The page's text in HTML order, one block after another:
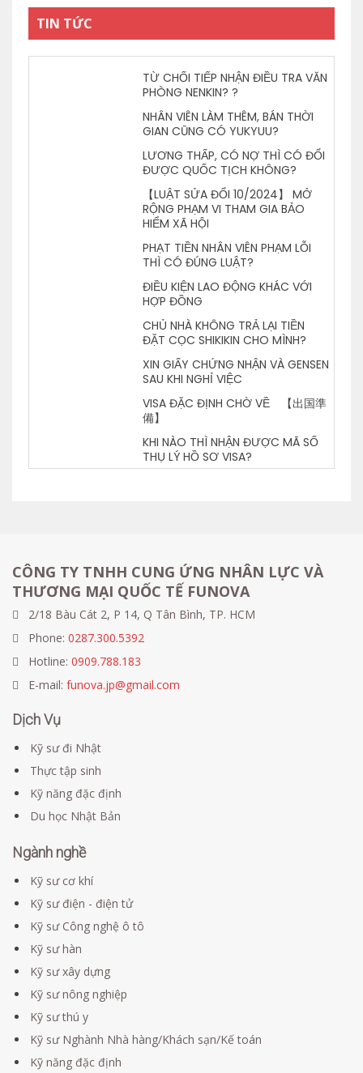
TIN TỨC
TỪ CHỐI TIẾP NHẬN ĐIỀU TRA VĂN
PHÒNG NENKIN? ?
NHÂN VIÊN LÀM THÊM, BÁN THỜI
GIAN CŨNG CÓ YUKYUU?
LƯƠNG THẤP, CÓ NỢ THÌ CÓ ĐỔI
ĐƯỢC QUỐC TỊCH KHÔNG?
【LUẬT SỬA ĐỔI 10/2024】 MỞ
RỘNG PHẠM VI THAM GIA BẢO
HIỂM XÃ HỘI
PHẠT TIỀN NHÂN VIÊN PHẠM LỖI
THÌ CÓ ĐÚNG LUẬT?
ĐIỀU KIỆN LAO ĐỘNG KHÁC VỚI
HỢP ĐỒNG
CHỦ NHÀ KHÔNG TRẢ LẠI TIỀN
ĐẶT CỌC SHIKIKIN CHO MÌNH?
XIN GIẤY CHỨNG NHẬN VÀ GENSEN
SAU KHI NGHỈ VIỆC
VISA ĐẶC ĐỊNH CHỜ VỀ 【出国準
備】
KHI NÀO THÌ NHẬN ĐƯỢC MÃ SỐ
THỤ LÝ HỒ SƠ VISA?
CÔNG TY TNHH CUNG ỨNG NHÂN LỰC VÀ
THƯƠNG MẠI QUỐC TẾ FUNOVA
2/18 Bàu Cát 2, P 14, Q Tân Bình, TP. HCM
Phone: 0287.300.5392
Hotline: 0909.788.183
E-mail: funova.jp@gmail.com
Dịch Vụ
Kỹ sư đi Nhật
Thực tập sinh
Kỹ năng đặc định
Du học Nhật Bản
Ngành nghề
Kỹ sư cơ khí
Kỹ sư điện - điện tử
Kỹ sư Công nghệ ô tô
Kỹ sư hàn
Kỹ sư xây dựng
Kỹ sư nông nghiệp
Kỹ sư thú y
Kỹ sư Nghành Nhà hàng/Khách sạn/Kế toán
Kỹ năng đặc định